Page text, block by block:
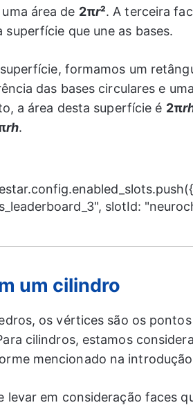
área de 2πr². A terceira
superfície que une as bases.
formamos um
das bases circulares e
a área desta superfície é 2π
rh.
slotId:
um cilindro
os vértices são os
cilindros, estamos
mencionado na
levar em consideração faces